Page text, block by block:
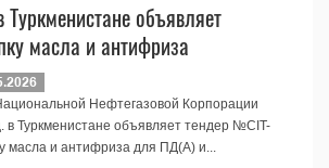
объявляет
масла и антифриза
Нефтегазовой Корпорации
в Туркменистане объявляет тендер №CIT-
масла и антифриза для ПД(А) и...